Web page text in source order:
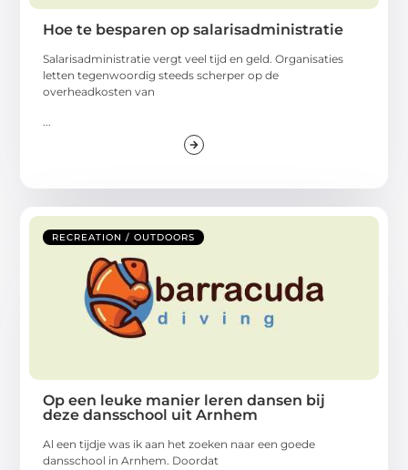
Hoe te besparen op salarisadministratie
Salarisadministratie vergt veel tijd en geld. Organisaties
letten tegenwoordig steeds scherper op de
overheadkosten van
RECREATION / OUTDOORS
Op een leuke manier leren dansen bij
deze dansschool uit Arnhem
Al een tijdje was ik aan het zoeken naar een goede
dansschool in Arnhem. Doordat